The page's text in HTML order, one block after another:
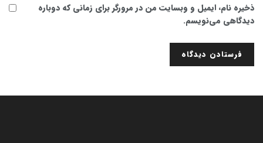
ذخیره نام، ایمیل و وبسایت من در مرورگر برای زمانی که دوباره
دیدگاهی می‌نویسم.